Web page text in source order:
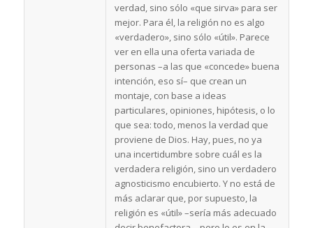
verdad, sino sólo «que sirva» para ser
mejor. Para él, la religión no es algo
«verdadero», sino sólo «útil». Parece
ver en ella una oferta variada de
personas –a las que «concede» buena
intención, eso sí– que crean un
montaje, con base a ideas
particulares, opiniones, hipótesis, o lo
que sea: todo, menos la verdad que
proviene de Dios. Hay, pues, no ya
una incertidumbre sobre cuál es la
verdadera religión, sino un verdadero
agnosticismo encubierto. Y no está de
más aclarar que, por supuesto, la
religión es «útil» –sería más adecuado